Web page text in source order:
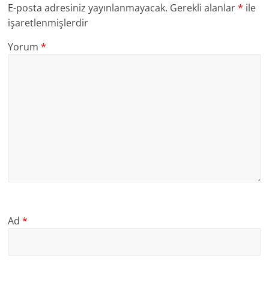
E-posta adresiniz yayınlanmayacak. Gerekli alanlar* ile
işaretlenmişlerdir
Yorum*
Ad*